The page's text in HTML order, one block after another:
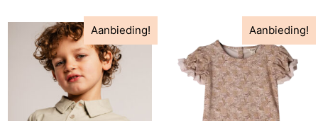
Aanbieding! Aanbieding!